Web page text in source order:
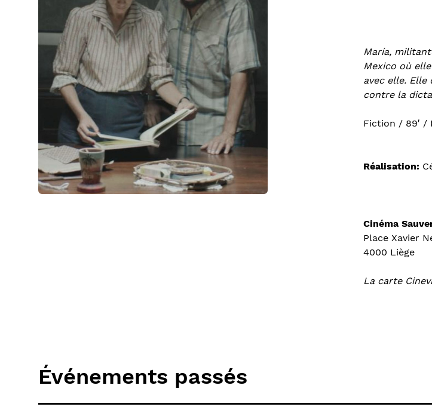
María,
Mexico où
avec elle. Elle
contre la
Fiction / 89′ /
Réalisation:
Cinéma
Place Xavier
4000 Liège
La carte
Événements passés